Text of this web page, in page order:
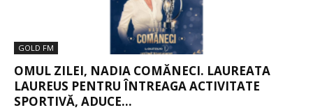
GOLD FM
OMUL ZILEI, NADIA COMĂNECI. LAUREATA
LAUREUS PENTRU ÎNTREAGA ACTIVITATE
SPORTIVĂ, ADUCE...